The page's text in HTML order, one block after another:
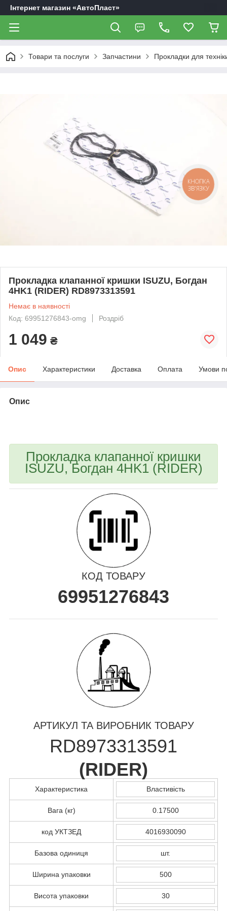
Інтернет магазин «АвтоПласт»
Товари та послуги Запчастини Прокладки для
Прокладка клапанної кришки ISUZU, Богдан
4HK1 (RIDER) RD8973313591
Немає в наявності
Код: 69951276843-omg
Роздріб
1 049 ₴
Опис Характеристики Доставка Оплата Умови
Опис
Прокладка клапанної кришки
ISUZU, Богдан 4HK1 (RIDER)
КОД ТОВАРУ
69951276843
АРТИКУЛ ТА ВИРОБНИК ТОВАРУ
RD8973313591
(RIDER)
Характеристика Властивість
Вага (кг) 0.17500
код УКТЗЕД 4016930090
Базова одиниця шт.
Ширина упаковки 500
Висота упаковки 30
КНОПКА
ЗВ'ЯЗКУ